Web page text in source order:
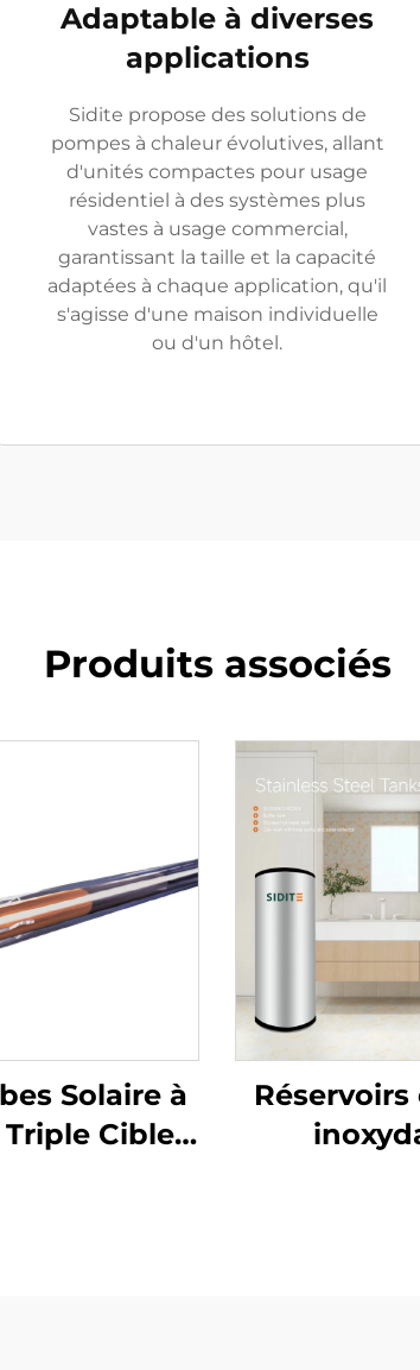
Adaptable à diverses
applications
Sidite propose des solutions de
pompes à chaleur évolutives, allant
d'unités compactes pour usage
résidentiel à des systèmes plus
vastes à usage commercial,
garantissant la taille et la capacité
adaptées à chaque application, qu'il
s'agisse d'une maison individuelle
ou d'un hôtel.
Produits associés
Solaire à
Cible